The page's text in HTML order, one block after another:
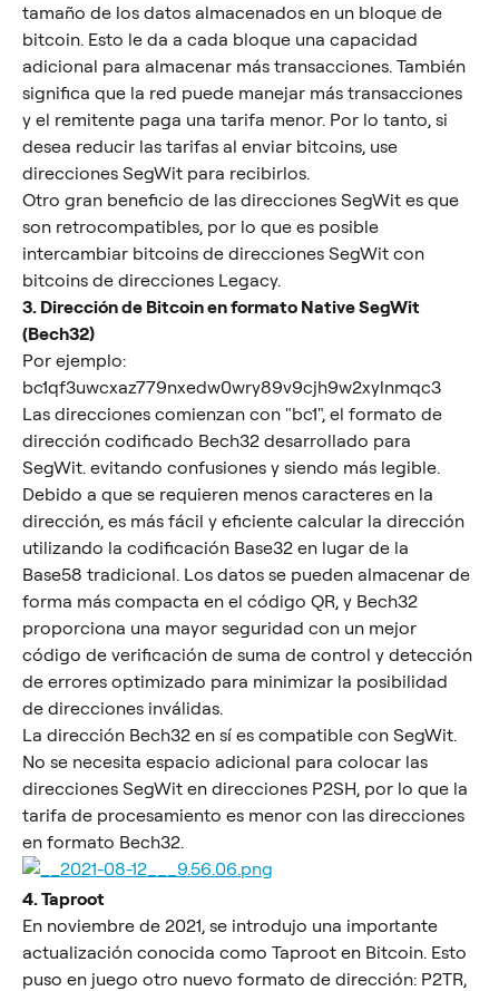
tamaño de los datos almacenados en un bloque de
bitcoin. Esto le da a cada bloque una capacidad
adicional para almacenar más transacciones. También
significa que la red puede manejar más transacciones
y el remitente paga una tarifa menor. Por lo tanto, si
desea reducir las tarifas al enviar bitcoins, use
direcciones SegWit para recibirlos.
Otro gran beneficio de las direcciones SegWit es que
son retrocompatibles, por lo que es posible
intercambiar bitcoins de direcciones SegWit con
bitcoins de direcciones Legacy.
3. Dirección de Bitcoin en formato Native SegWit
(Bech32)
Por ejemplo:
bc1qf3uwcxaz779nxedw0wry89v9cjh9w2xylnmqc3
Las direcciones comienzan con "bc1", el formato de
dirección codificado Bech32 desarrollado para
SegWit. evitando confusiones y siendo más legible.
Debido a que se requieren menos caracteres en la
dirección, es más fácil y eficiente calcular la dirección
utilizando la codificación Base32 en lugar de la
Base58 tradicional. Los datos se pueden almacenar de
forma más compacta en el código QR, y Bech32
proporciona una mayor seguridad con un mejor
código de verificación de suma de control y detección
de errores optimizado para minimizar la posibilidad
de direcciones inválidas.
La dirección Bech32 en sí es compatible con SegWit.
No se necesita espacio adicional para colocar las
direcciones SegWit en direcciones P2SH, por lo que la
tarifa de procesamiento es menor con las direcciones
en formato Bech32.
4. Taproot
En noviembre de 2021, se introdujo una importante
actualización conocida como Taproot en Bitcoin. Esto
puso en juego otro nuevo formato de dirección: P2TR,